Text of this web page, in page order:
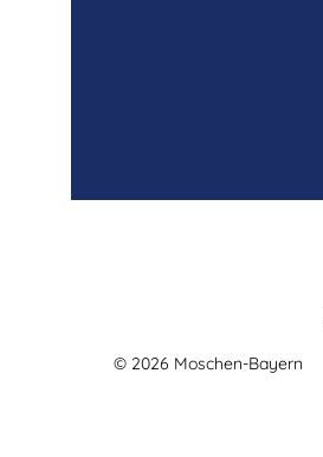
© 2026 Moschen-Bayern